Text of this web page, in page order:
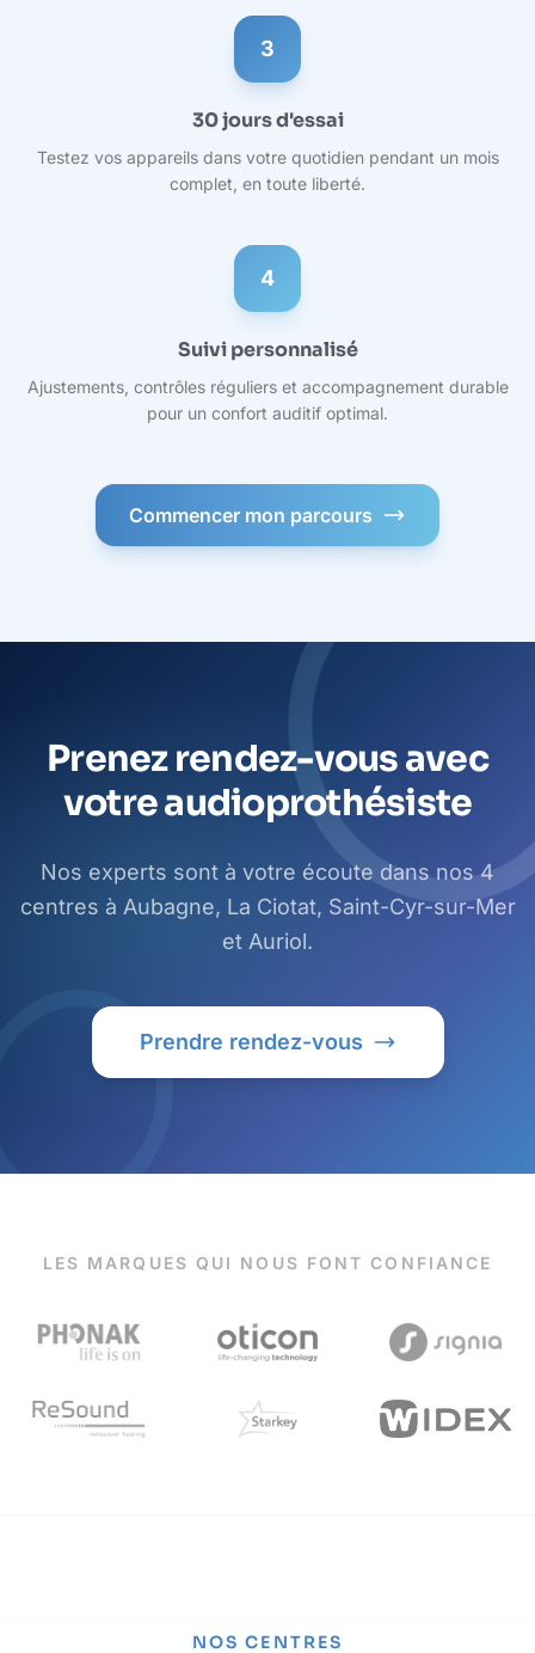
3
30 jours d'essai
Testez vos appareils dans votre quotidien pendant un mois
complet, en toute liberté.
4
Suivi personnalisé
Ajustements, contrôles réguliers et accompagnement durable
pour un confort auditif optimal.
Commencer mon parcours
Prenez rendez-vous avec
votre audioprothésiste
Nos experts sont à votre écoute dans nos 4
centres à Aubagne, La Ciotat, Saint-Cyr-sur-Mer
et Auriol.
Prendre rendez-vous
LES MARQUES QUI NOUS FONT CONFIANCE
NOS CENTRES